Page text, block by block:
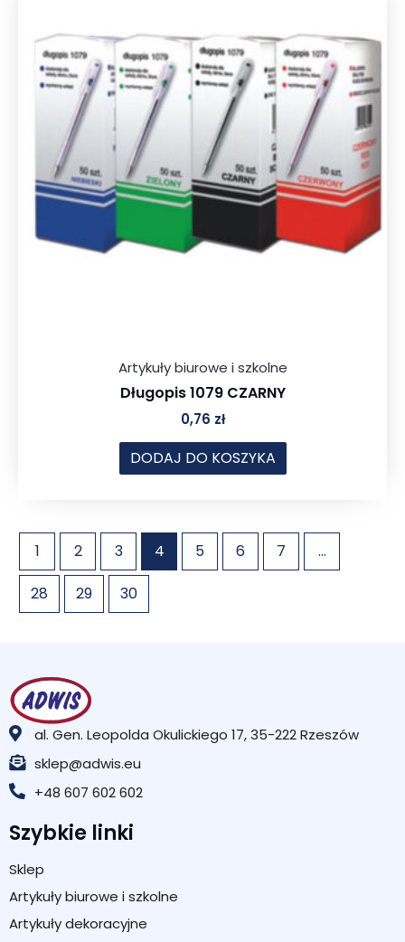
Artykuły biurowe i szkolne
Długopis 1079 CZARNY
0,76 zł
DODAJ DO KOSZYKA
1 2 3 4 5 6 7 …
28 29 30
al. Gen. Leopolda Okulickiego 17, 35-222 Rzeszów
sklep@adwis.eu
+48 607 602 602
Szybkie linki
Sklep
Artykuły biurowe i szkolne
Artykuły dekoracyjne